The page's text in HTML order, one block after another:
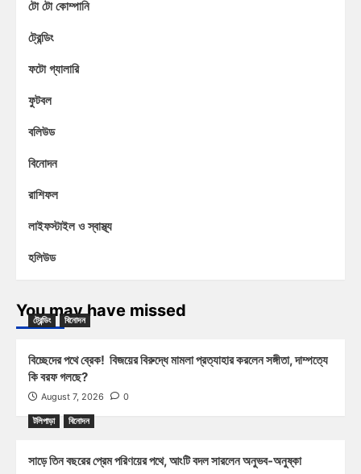
টো টো কোম্পানি
ট্রেন্ডিং
ফটো গ্যালারি
ফুটবল
বলিউড
বিনোদন
রাশিফল
লাইফস্টাইল ও স্বাস্থ্য
হলিউড
You may have missed
ট্রেন্ডিং বিনোদন
বিচ্ছেদের পথে ব্রেক! বিজয়ের বিরুদ্ধে মামলা প্রত্যাহার করলেন সঙ্গীতা, দাম্পত্যে
কি বরফ গলছে?
August 7, 2026 0
টলিপাড়া বিনোদন
সাড়ে তিন বছরের প্রেম পরিণয়ের পথে, আংটি বদল সারলেন অনুভব-অনুষ্কা